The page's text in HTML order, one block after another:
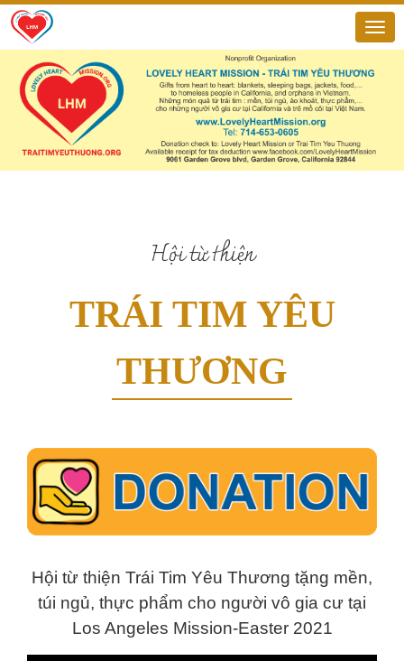
Hội từ thiện
TRÁI TIM YÊU
THƯƠNG
Hội từ thiện Trái Tim Yêu Thương tặng mền,
túi ngủ, thực phẩm cho người vô gia cư tại
Los Angeles Mission-Easter 2021